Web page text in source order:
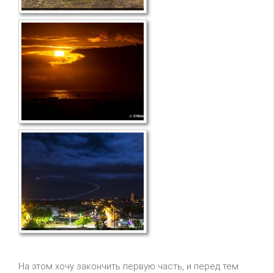
На этом хочу закончить первую часть, и перед тем